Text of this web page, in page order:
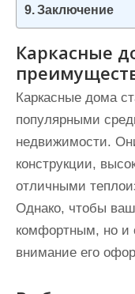
Заключение
Каркасные
Каркасные дома
популярными
недвижимости.
конструкции,
отличными
Однако, чтобы
комфортным, но и
внимание его